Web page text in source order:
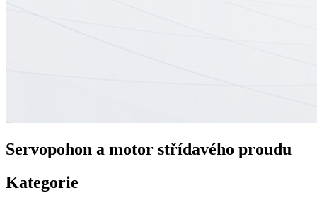
Servopohon a motor střídavého proudu
Kategorie